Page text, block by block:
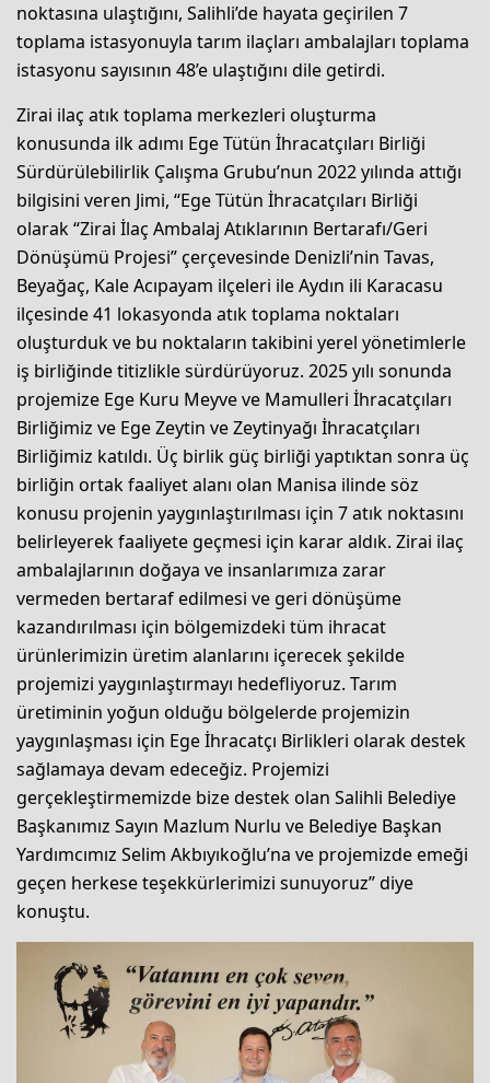
noktasına ulaştığını, Salihli’de hayata geçirilen 7
toplama istasyonuyla tarım ilaçları ambalajları toplama
istasyonu sayısının 48’e ulaştığını dile getirdi.
Zirai ilaç atık toplama merkezleri oluşturma
konusunda ilk adımı Ege Tütün İhracatçıları Birliği
Sürdürülebilirlik Çalışma Grubu’nun 2022 yılında attığı
bilgisini veren Jimi, “Ege Tütün İhracatçıları Birliği
olarak “Zirai İlaç Ambalaj Atıklarının Bertarafı/Geri
Dönüşümü Projesi” çerçevesinde Denizli’nin Tavas,
Beyağaç, Kale Acıpayam ilçeleri ile Aydın ili Karacasu
ilçesinde 41 lokasyonda atık toplama noktaları
oluşturduk ve bu noktaların takibini yerel yönetimlerle
iş birliğinde titizlikle sürdürüyoruz. 2025 yılı sonunda
projemize Ege Kuru Meyve ve Mamulleri İhracatçıları
Birliğimiz ve Ege Zeytin ve Zeytinyağı İhracatçıları
Birliğimiz katıldı. Üç birlik güç birliği yaptıktan sonra üç
birliğin ortak faaliyet alanı olan Manisa ilinde söz
konusu projenin yaygınlaştırılması için 7 atık noktasını
belirleyerek faaliyete geçmesi için karar aldık. Zirai ilaç
ambalajlarının doğaya ve insanlarımıza zarar
vermeden bertaraf edilmesi ve geri dönüşüme
kazandırılması için bölgemizdeki tüm ihracat
ürünlerimizin üretim alanlarını içerecek şekilde
projemizi yaygınlaştırmayı hedefliyoruz. Tarım
üretiminin yoğun olduğu bölgelerde projemizin
yaygınlaşması için Ege İhracatçı Birlikleri olarak destek
sağlamaya devam edeceğiz. Projemizi
gerçekleştirmemizde bize destek olan Salihli Belediye
Başkanımız Sayın Mazlum Nurlu ve Belediye Başkan
Yardımcımız Selim Akbıyıkoğlu’na ve projemizde emeği
geçen herkese teşekkürlerimizi sunuyoruz” diye
konuştu.